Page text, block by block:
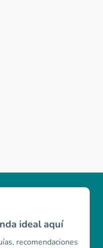
ideal aquí
recomendaciones